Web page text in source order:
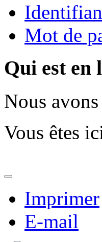
Mot de
Qui est en
Nous
Vous êtes
Imprimer
E-mail